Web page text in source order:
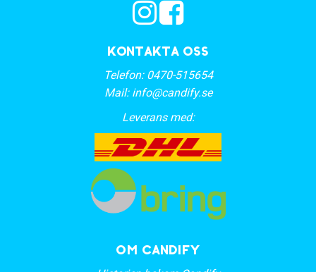
Kontakta oss
Telefon: 0470-515654
Mail: info@candify.se
Leverans med:
OM CANDIFY